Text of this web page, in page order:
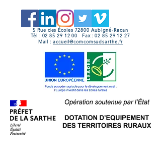
5 Rue des Écoles 72800 Aubigné-Racan
Tél : 02 85 29 12 00 Fax :02 85 29 12 27
Mail : accueil@comcomsudsarthe.fr